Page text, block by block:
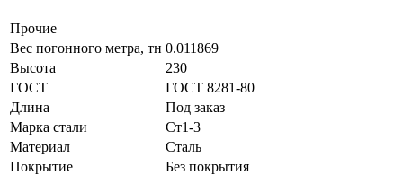
Прочие
Вес погонного метра, тн 0.011869
Высота
230
ГОСТ
ГОСТ 8281-80
Длина
Под заказ
Марка стали
Ст1-3
Материал
Сталь
Покрытие
Без покрытия